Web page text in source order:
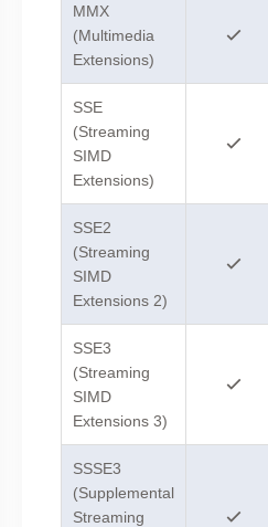
MMX
(Multimedia
Extensions)
SSE
(Streaming
SIMD
Extensions)
SSE2
(Streaming
SIMD
Extensions 2)
SSE3
(Streaming
SIMD
Extensions 3)
SSSE3
(Supplemental
Streaming